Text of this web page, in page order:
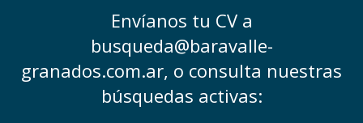
Envíanos tu CV a
busqueda@baravalle-
granados.com.ar, o consulta nuestras
búsquedas activas: